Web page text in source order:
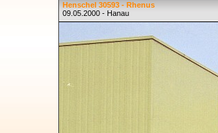
Henschel 30593 - Rhenus
09.05.2000 - Hanau